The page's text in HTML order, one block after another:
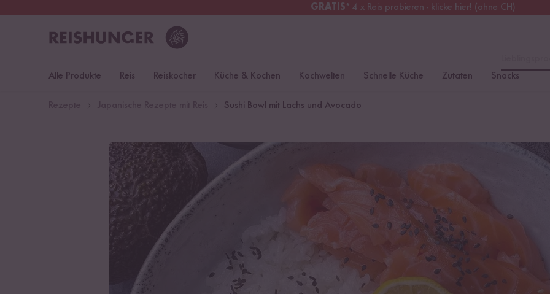
GRATIS* 4 x Reis probieren - klicke hier! (ohne CH)
Kostenloser Versand
Alle Produkte
Reis Reiskocher Küche & Kochen Kochwelten Schnelle Küche Zutaten Snacks
Sushi Bowl mit Lachs und Avocado